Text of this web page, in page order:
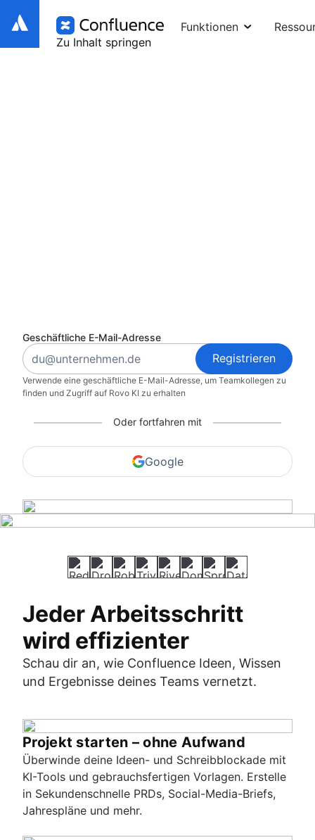
Zu Inhalt springen
Funktionen
Geschäftliche E-Mail-Adresse
Registrieren
Verwende eine geschäftliche E-Mail-Adresse, um Teamkollegen zu
finden und Zugriff auf Rovo KI zu erhalten
Oder fortfahren mit
Google
Jeder Arbeitsschritt
wird effizienter
Schau dir an, wie Confluence Ideen, Wissen
und Ergebnisse deines Teams vernetzt.
Projekt starten – ohne Aufwand
Überwinde deine Ideen- und Schreibblockade mit
KI-Tools und gebrauchsfertigen Vorlagen. Erstelle
in Sekundenschnelle PRDs, Social-Media-Briefs,
Jahrespläne und mehr.